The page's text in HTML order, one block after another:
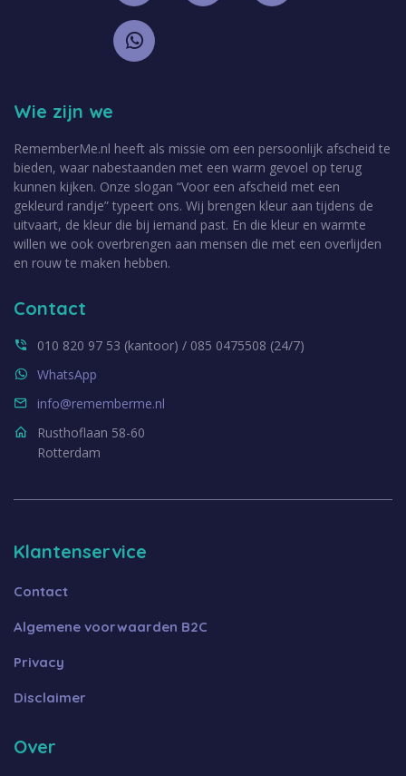
Contact
010 820 97 53 (kantoor) / 085 0475508 (24/7)
WhatsApp
info@rememberme.nl
Rusthoflaan 58-60
Rotterdam
Wie zijn we
RememberMe.nl heeft als missie om een persoonlijk afscheid te
bieden, waar nabestaanden met een warm gevoel op terug
kunnen kijken. Onze slogan “Voor een afscheid met een
gekleurd randje” typeert ons. Wij brengen kleur aan tijdens de
uitvaart, de kleur die bij iemand past. En die kleur en warmte
willen we ook overbrengen aan mensen die met een overlijden
en rouw te maken hebben.
Klantenservice
Contact
Algemene voorwaarden B2C
Privacy
Disclaimer
Over